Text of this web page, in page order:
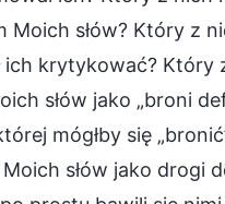
Moich słów? Który z
ich krytykować? Który
słów jako „broni
mógłby się
słów jako drogi